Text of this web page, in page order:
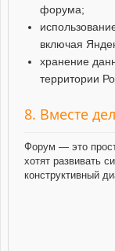
форума;
включая
хранение
территории
8. Вместе
Форум — это
хотят развивать
конструктивный